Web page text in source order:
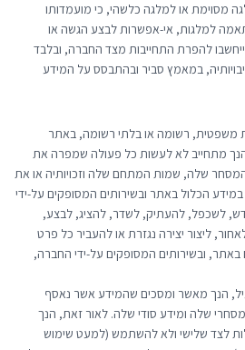
מסוימת או למלגה כלשהי, כי מועמדותו
למלגות, אי-אפשרות לבצע הגשה או
להפרת התחייבות מצד החברה, ובלבד
במאמץ סביר ובהתבסס על המידע
משפטית, רשומה או בלתי רשומה, באתר
הנך מתחייב לא לעשות כל פעולה שמפרה את
שלה, שמות המתחם שלה וזכויותיה או את
הכלול באתר ובשירותים המסופקים על-ידי
לשכפל, להעתיק, לשדר, להציג, לבצע,
ליצור יצירה נגזרת או להעביר כל פרט
ובשירותים המסופקים על-ידי החברה,
הנך מאשר ומסכים שהמידע אשר נאסף
שלה ומידע סודי שלה. לאור זאת, הנך
לצד שלישי ולא להשתמש (למעט שימוש